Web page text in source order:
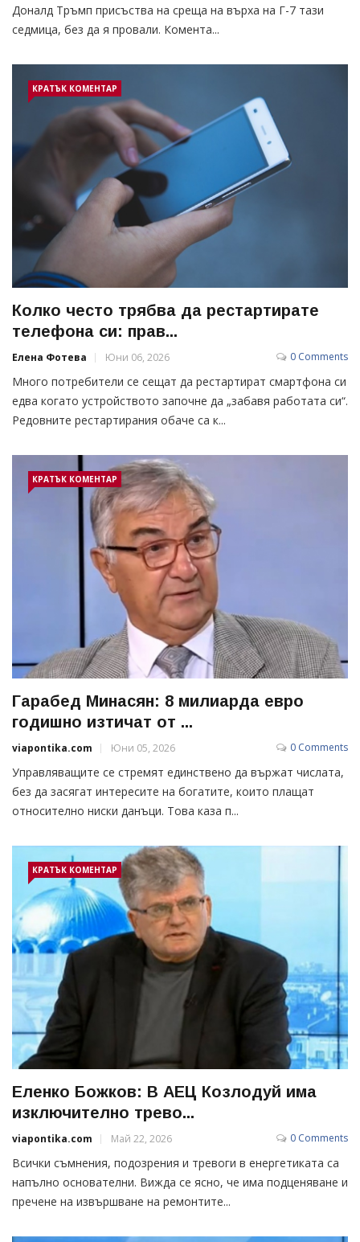
Доналд Тръмп присъства на среща на върха на Г-7 тази
седмица, без да я провали. Комента...
КРАТЪК КОМЕНТАР
Колко често трябва да рестартирате
телефона си: прав...
Елена Фотева Юни 06, 2026 0 Comments
Много потребители се сещат да рестартират смартфона си
едва когато устройството започне да „забавя работата си“.
Редовните рестартирания обаче са к...
КРАТЪК КОМЕНТАР
Гарабед Минасян: 8 милиарда евро
годишно изтичат от ...
viapontika.com Юни 05, 2026 0 Comments
Управляващите се стремят единствено да вържат числата,
без да засягат интересите на богатите, които плащат
относително ниски данъци. Това каза п...
КРАТЪК КОМЕНТАР
Еленко Божков: В АЕЦ Козлодуй има
изключително трево...
viapontika.com Май 22, 2026 0 Comments
Всички съмнения, подозрения и тревоги в енергетиката са
напълно основателни. Вижда се ясно, че има подценяване и
пречене на извършване на ремонтите...